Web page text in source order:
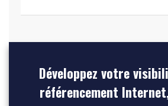
Développez votre
référencement